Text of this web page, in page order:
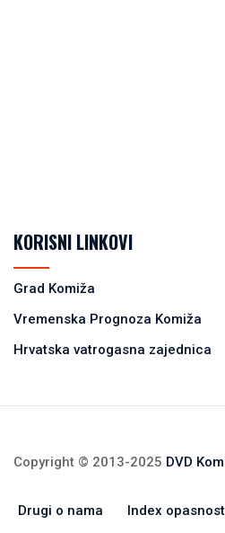
KORISNI LINKOVI
Grad Komiža
Vremenska Prognoza Komiža
Hrvatska vatrogasna zajednica
Copyright © 2013-2025 DVD
Drugi o nama Index